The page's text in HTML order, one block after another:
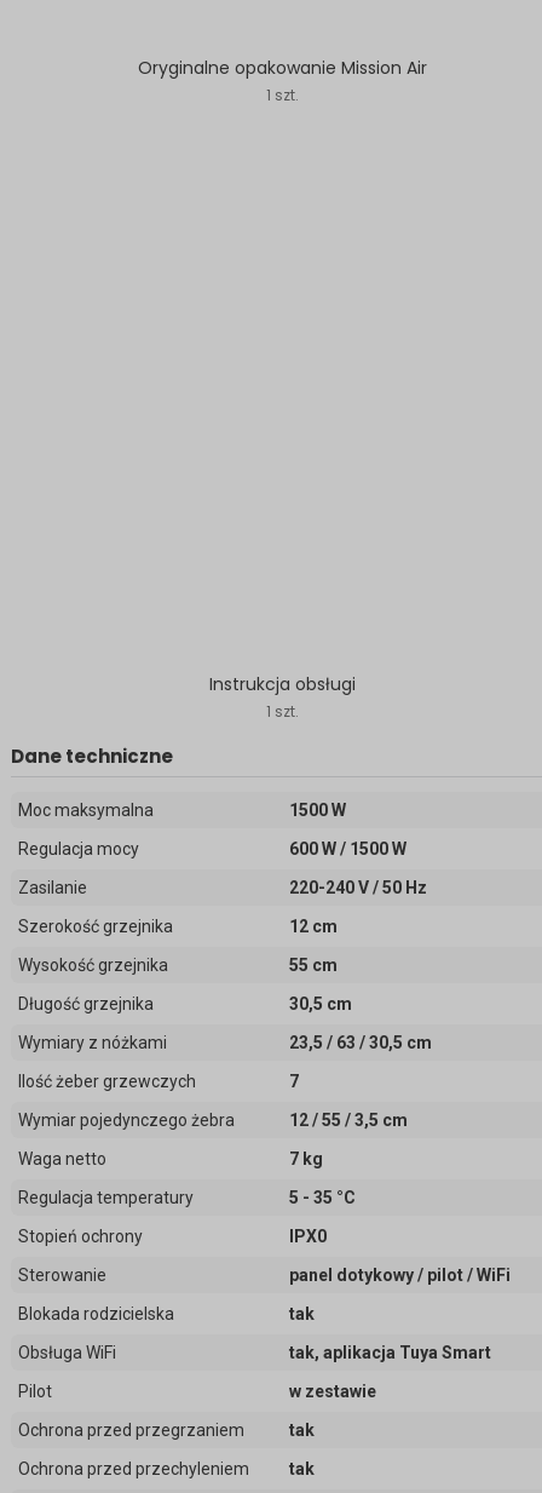
Oryginalne opakowanie Mission Air
1 szt.
Instrukcja obsługi
1 szt.
Dane techniczne
Moc maksymalna
1500 W
Regulacja mocy
600 W / 1500 W
Zasilanie
220-240 V / 50 Hz
Szerokość grzejnika
12 cm
Wysokość grzejnika
55 cm
Długość grzejnika
30,5 cm
Wymiary z nóżkami
23,5 / 63 / 30,5 cm
Ilość żeber grzewczych
7
Wymiar pojedynczego żebra
12 / 55 / 3,5 cm
Waga netto
7 kg
Regulacja temperatury
5 - 35 °C
Stopień ochrony
IPX0
Sterowanie
panel dotykowy / pilot / WiFi
Blokada rodzicielska
tak
Obsługa WiFi
tak, aplikacja Tuya Smart
Pilot
w zestawie
Ochrona przed przegrzaniem
tak
Ochrona przed przechyleniem
tak